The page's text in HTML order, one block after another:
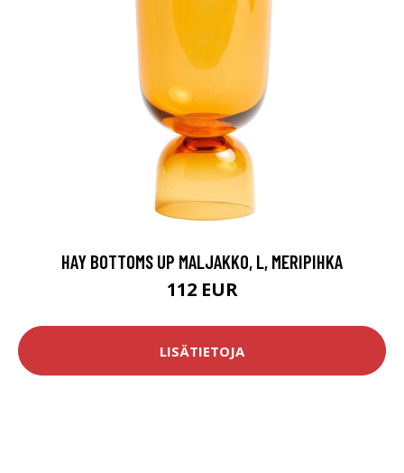
HAY BOTTOMS UP MALJAKKO, L, MERIPIHKA
112 EUR
LISÄTIETOJA